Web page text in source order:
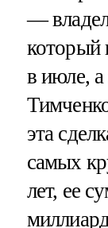
—
в июле, а
эта
самых
лет, ее